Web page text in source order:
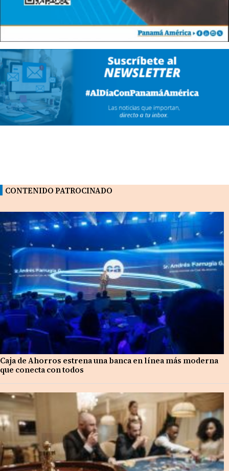
CONTENIDO PATROCINADO
Caja de Ahorros estrena una banca en línea más moderna
que conecta con todos